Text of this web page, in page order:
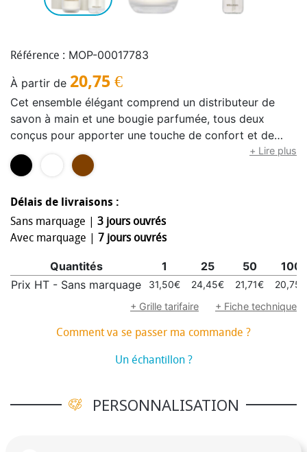
Référence : MOP-00017783
À partir de 20,75 €
Cet ensemble élégant comprend un distributeur de
savon à main et une bougie parfumée, tous deux
conçus pour apporter une touche de confort et de
soin à votre routine quotidienne. Le savon pour les
mains est livré dans un flacon en verre de 250 ml avec
parabènes, huile de palme, PEG, SLS et SLES. La
bougie de 150 g est fabriquée à partir de cire de colza
à combustion propre qui se consume entièrement, afin
disponible en 3 parfums différents : Echoes of
Kindness (floral vert), emballé dans une boîte blanche,
Quiet Rebellion (ambre doux), emballé dans une boîte
dans une boîte verte. Fabriqué aux Pays-Bas.
+ Lire plus
Délais de livraisons :
Sans marquage | 3 jours ouvrés
Avec marquage | 7 jours ouvrés
Quantités 1 25 50
100
Prix HT - Sans marquage
31,50€ 24,45€ 21,71€
20,75€
+ Grille tarifaire
+ Fiche technique
Comment va se passer ma commande ?
Un échantillon ?
PERSONNALISATION